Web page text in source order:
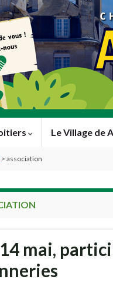
Le Village de
> association
mai,